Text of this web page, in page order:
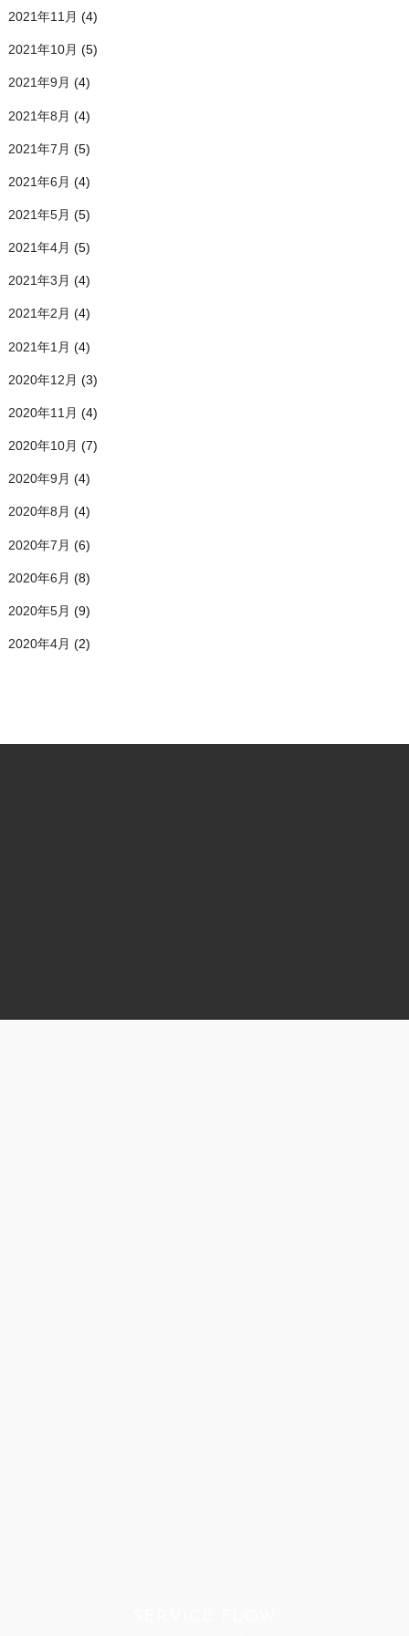
2021年11月 (4)
2021年10月 (5)
2021年9月 (4)
2021年8月 (4)
2021年7月 (5)
2021年6月 (4)
2021年5月 (5)
2021年4月 (5)
2021年3月 (4)
2021年2月 (4)
2021年1月 (4)
2020年12月 (3)
2020年11月 (4)
2020年10月 (7)
2020年9月 (4)
2020年8月 (4)
2020年7月 (6)
2020年6月 (8)
2020年5月 (9)
2020年4月 (2)